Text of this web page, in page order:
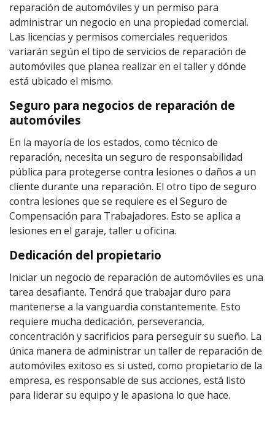
reparación de automóviles y un permiso para
administrar un negocio en una propiedad comercial.
Las licencias y permisos comerciales requeridos
variarán según el tipo de servicios de reparación de
automóviles que planea realizar en el taller y dónde
está ubicado el mismo.
Seguro para negocios de reparación de
automóviles
En la mayoría de los estados, como técnico de
reparación, necesita un seguro de responsabilidad
pública para protegerse contra lesiones o daños a un
cliente durante una reparación. El otro tipo de seguro
contra lesiones que se requiere es el Seguro de
Compensación para Trabajadores. Esto se aplica a
lesiones en el garaje, taller u oficina.
Dedicación del propietario
Iniciar un negocio de reparación de automóviles es una
tarea desafiante. Tendrá que trabajar duro para
mantenerse a la vanguardia constantemente. Esto
requiere mucha dedicación, perseverancia,
concentración y sacrificios para perseguir su sueño. La
única manera de administrar un taller de reparación de
automóviles exitoso es si usted, como propietario de la
empresa, es responsable de sus acciones, está listo
para liderar su equipo y le apasiona lo que hace.